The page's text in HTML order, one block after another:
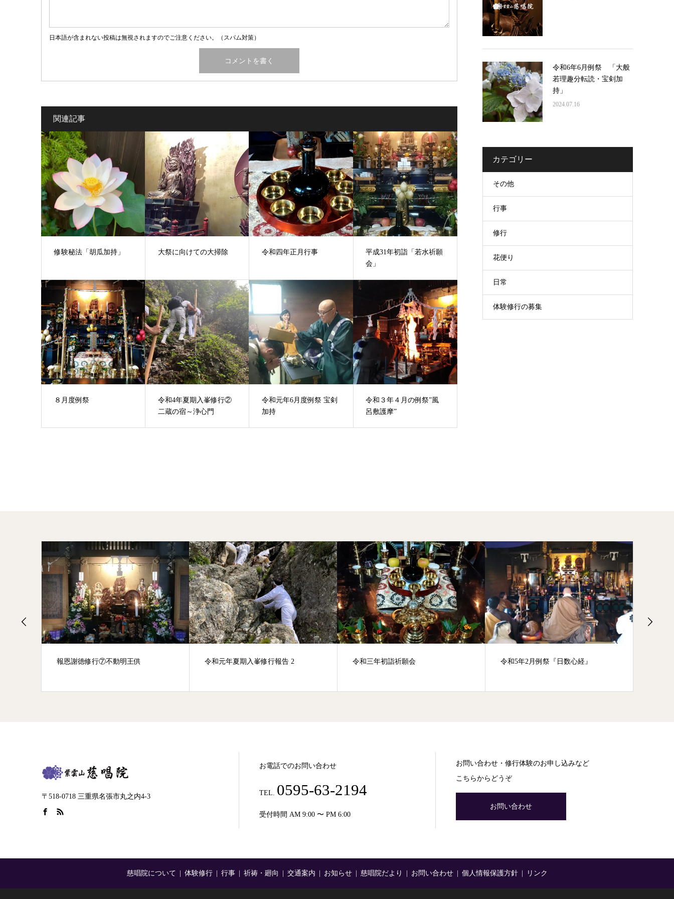
日本語が含まれない投稿は無視されますのでご注意ください。（スパム対策）
関連記事
修験秘法「胡瓜加持」 大祭に向けての大掃除 令和四年正月行事
平成31年初詣「若水祈願
会」
８月度例祭
令和4年夏期入峯修行②
二蔵の宿～浄心門
令和元年6月度例祭 宝剣
加持
令和３年４月の例祭”風
呂敷護摩”
令和6年6月例祭 「大般
若理趣分転読・宝剣加
持」
2024.07.16
カテゴリー
その他
行事
修行
花便り
日常
体験修行の募集
報恩謝徳修行⑦不動明王供 令和元年夏期入峯修行報告 2 令和三年初詣祈願会 令和5年2月例祭『日数心経』
〒518-0718 三重県名張市丸之内4-3
お電話でのお問い合わせ
TEL. 0595-63-2194
受付時間 AM 9:00 〜 PM 6:00
お問い合わせ・修行体験のお申し込みなど
こちらからどうぞ
お問い合わせ
慈唱院について 体験修行 行事 祈祷・廻向 交通案内 お知らせ 慈唱院だより お問い合わせ 個人情報保護方針 リンク